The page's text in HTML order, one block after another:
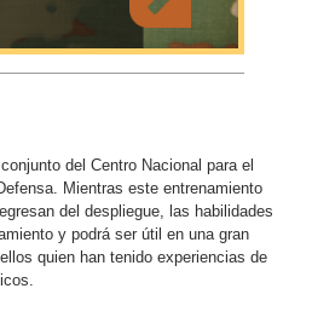
del Centro Nacional para el
Mientras este entrenamiento
del despliegue, las habilidades
y podrá ser útil en una gran
quien han tenido experiencias de